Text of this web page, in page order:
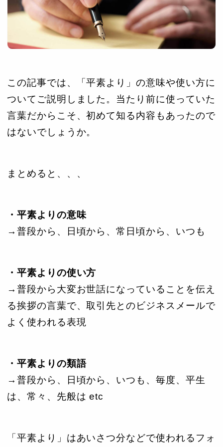
この記事では、「平素より」の意味や使い方に
ついてご説明しました。当たり前に使っていた
言葉だからこそ、初めて知る内容もあったので
はないでしょうか。
まとめると、、、
・平素よりの意味
→普段から、日頃から、常日頃から、いつも
・平素よりの使い方
→普段から大変お世話になっていることを伝え
る挨拶の言葉で、取引先とのビジネスメールで
よく使われる表現
・平素よりの類語
→普段から、日頃から、いつも、毎度、平生
は、常々、先般は etc
「平素より」はあいさつ分などで使われるフォ